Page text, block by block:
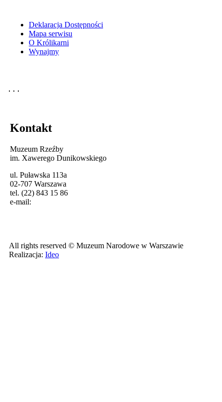
Deklaracja Dostępności
Mapa serwisu
O Królikarni
Wynajmy
Kontakt
Muzeum Rzeźby
im. Xawerego Dunikowskiego
ul. Puławska 113a
02-707 Warszawa
tel. (22) 843 15 86
e-mail:
All rights reserved © Muzeum Narodowe w Warszawie
Realizacja: Ideo